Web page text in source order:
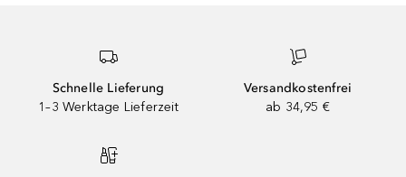
Schnelle Lieferung
1–3 Werktage Lieferzeit
Versandkostenfrei
ab 34,95 €